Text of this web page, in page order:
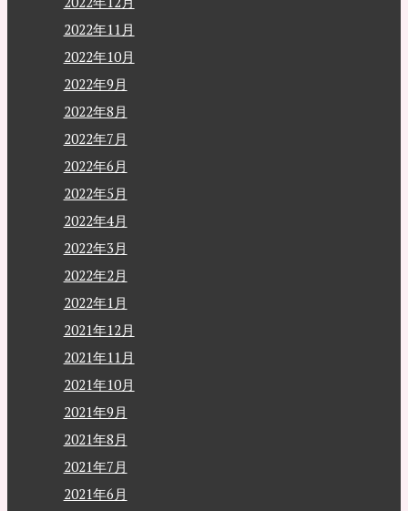
2022年11月
2022年10月
2022年9月
2022年8月
2022年7月
2022年6月
2022年5月
2022年4月
2022年3月
2022年2月
2022年1月
2021年12月
2021年11月
2021年10月
2021年9月
2021年8月
2021年7月
2021年6月